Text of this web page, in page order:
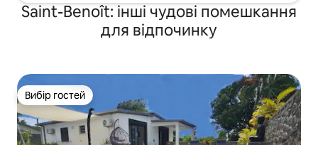
Saint-Benoît: інші чудові помешкання
для відпочинку
Вибір гостей
Вибір гостей